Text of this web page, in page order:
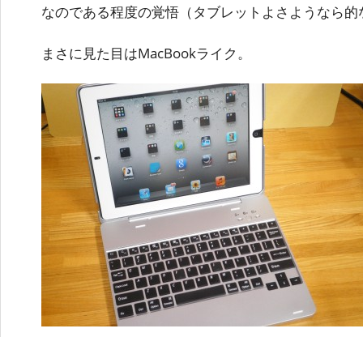
なのである程度の覚悟（タブレットよさようなら
まさに見た目はMacBookライク。